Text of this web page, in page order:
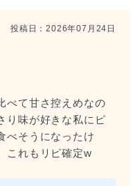
投稿日：2026年07月24日
べて甘さ控えめなの
り味が好きな私にピ
べそうになったけ
これもリピ確定w